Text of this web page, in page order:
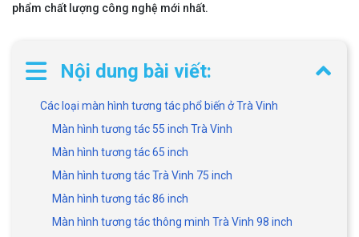
phẩm chất lượng công nghệ mới nhất.
Nội dung bài viết:
Các loại màn hình tương tác phổ biến ở Trà Vinh
Màn hình tương tác 55 inch Trà Vinh
Màn hình tương tác 65 inch
Màn hình tương tác Trà Vinh 75 inch
Màn hình tương tác 86 inch
Màn hình tương tác thông minh Trà Vinh 98 inch